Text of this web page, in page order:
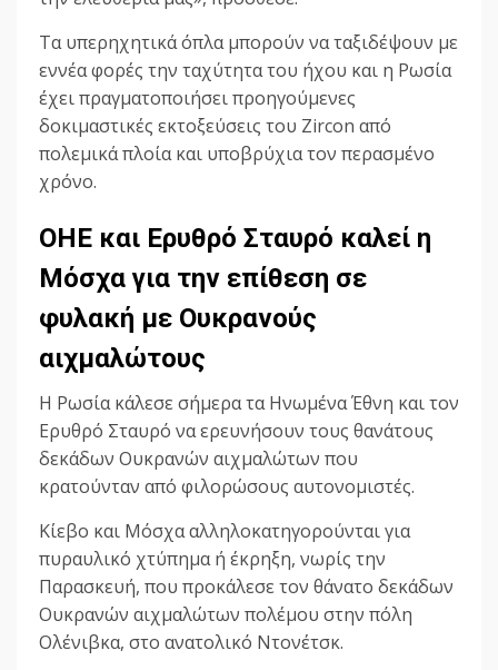
Τα υπερηχητικά όπλα μπορούν να ταξιδέψουν με
εννέα φορές την ταχύτητα του ήχου και η Ρωσία
έχει πραγματοποιήσει προηγούμενες
δοκιμαστικές εκτοξεύσεις του Zircon από
πολεμικά πλοία και υποβρύχια τον περασμένο
χρόνο.
ΟΗΕ και Ερυθρό Σταυρό καλεί η
Μόσχα για την επίθεση σε
φυλακή με Ουκρανούς
αιχμαλώτους
Η Ρωσία κάλεσε σήμερα τα Ηνωμένα Έθνη και τον
Ερυθρό Σταυρό να ερευνήσουν τους θανάτους
δεκάδων Ουκρανών αιχμαλώτων που
κρατούνταν από φιλορώσους αυτονομιστές.
Κίεβο και Μόσχα αλληλοκατηγορούνται για
πυραυλικό χτύπημα ή έκρηξη, νωρίς την
Παρασκευή, που προκάλεσε τον θάνατο δεκάδων
Ουκρανών αιχμαλώτων πολέμου στην πόλη
Ολένιβκα, στο ανατολικό Ντονέτσκ.